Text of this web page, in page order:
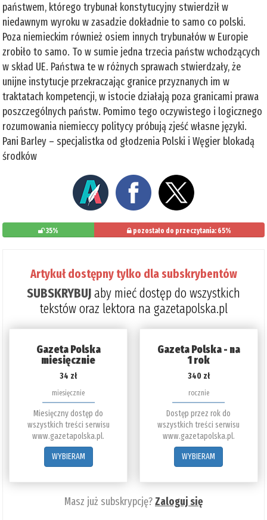
państwem, którego trybunał konstytucyjny stwierdził w
niedawnym wyroku w zasadzie dokładnie to samo co polski.
Poza niemieckim również osiem innych trybunałów w Europie
zrobiło to samo. To w sumie jedna trzecia państw wchodzących
w skład UE. Państwa te w różnych sprawach stwierdzały, że
unijne instytucje przekraczając granice przyznanych im w
traktatach kompetencji, w istocie działają poza granicami prawa
poszczególnych państw. Pomimo tego oczywistego i logicznego
rozumowania niemieccy politycy próbują zjeść własne języki.
Pani Barley – specjalistka od głodzenia Polski i Węgier blokadą
środków
35% pozostało do przeczytania: 65%
Artykuł dostępny tylko dla subskrybentów
SUBSKRYBUJaby mieć dostęp do wszystkich
tekstów oraz lektora na gazetapolska.pl
Gazeta Polska
miesięcznie
34 zł
miesięcznie
Miesięczny dostęp do
wszystkich treści serwisu
www.gazetapolska.pl.
WYBIERAM
Gazeta Polska - na
1 rok
340 zł
rocznie
Dostęp przez rok do
wszystkich treści serwisu
www.gazetapolska.pl.
WYBIERAM
Masz już subskrypcję?Zaloguj się